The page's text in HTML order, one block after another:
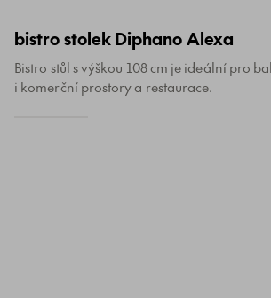
bistro stolek Diphano Alexa
Bistro stůl s výškou 108 cm je ideální pro
i komerční prostory a restaurace.